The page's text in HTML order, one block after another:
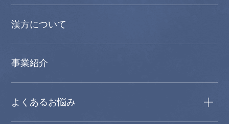
漢方について
事業紹介
よくあるお悩み